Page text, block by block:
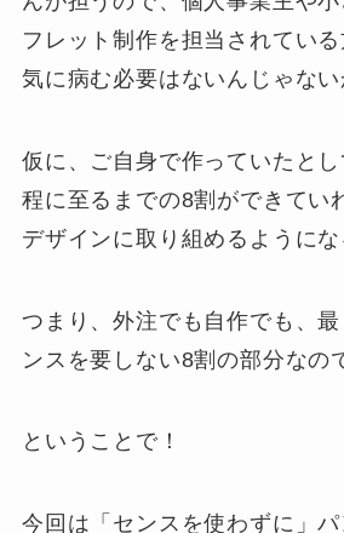
フレット制作を担当されてい
気に病む必要はないんじゃない
仮に、ご自身で作っていたと
程に至るまでの8割ができてい
デザインに取り組めるようにな
つまり、外注でも自作でも、
ンスを要しない8割の部分なの
ということで！
今回は「センスを使わずに」